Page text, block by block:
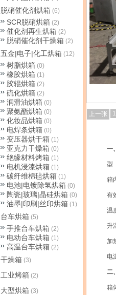
上一张 1
一
型
箱
有
温
升
加
电
二
箱
脱硝催化剂烘箱 (6)
SCR脱硝烘箱 (2)
催化剂再生烘箱 (2)
脱硝催化剂干燥箱 (2)
五金|电子|化工烘箱 (12)
树脂烘箱 (0)
橡胶烘箱 (1)
胶辊烘箱 (2)
硫化烘箱 (2)
润滑油烘箱 (0)
聚氨酯烘箱 (0)
化妆品烘箱 (0)
电焊条烘箱 (0)
变压器烘干箱 (1)
亚克力干燥箱 (0)
绝缘材料烤箱 (1)
电机浸漆烘箱 (1)
碳纤维棉毡烘箱 (1)
电池|电镀除氢烘箱 (0)
陶瓷|玻璃|晶硅烘箱 (0)
油墨|印刷|丝印烘箱 (1)
台车烘箱 (5)
手推台车烘箱 (2)
电动台车烘箱 (1)
高温台车烘箱 (2)
干燥箱 (3)
工业烤箱 (2)
大型烘箱 (3)